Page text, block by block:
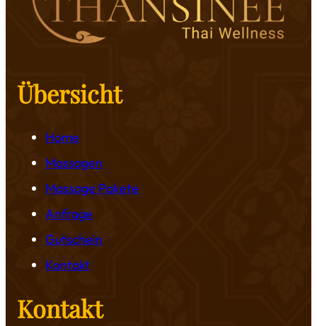
Übersicht
Home
Massagen
Massage Pakete
Anfrage
Gutschein
Kontakt
Kontakt